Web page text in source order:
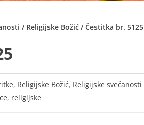
/ Religijske Božić / Čestitka br. 5125
, Religijske Božić, Religijske svečanosti
, religijske